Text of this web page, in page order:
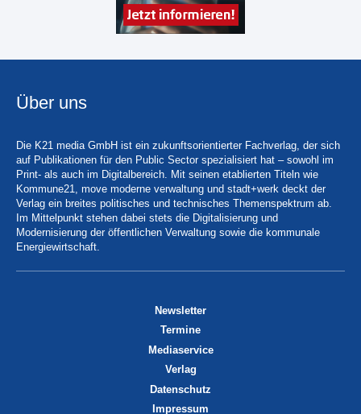
Über uns
Die K21 media GmbH ist ein zukunftsorientierter Fachverlag, der sich
auf Publikationen für den Public Sector spezialisiert hat – sowohl im
Print- als auch im Digitalbereich. Mit seinen etablierten Titeln wie
Kommune21, move moderne verwaltung und stadt+werk deckt der
Verlag ein breites politisches und technisches Themenspektrum ab.
Im Mittelpunkt stehen dabei stets die Digitalisierung und
Modernisierung der öffentlichen Verwaltung sowie die kommunale
Energiewirtschaft.
Newsletter
Termine
Mediaservice
Verlag
Datenschutz
Impressum